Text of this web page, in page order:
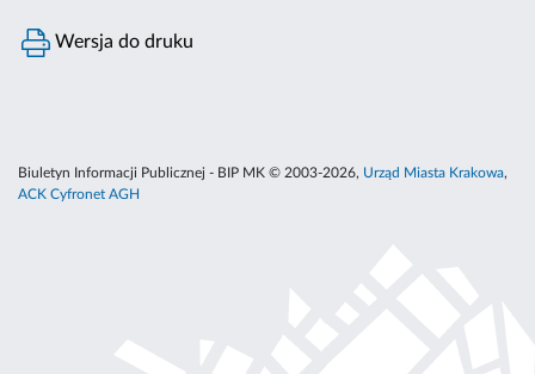
Wersja do druku
Biuletyn Informacji Publicznej - BIP MK © 2003-2026, Urząd Miasta Krakowa,
ACK Cyfronet AGH